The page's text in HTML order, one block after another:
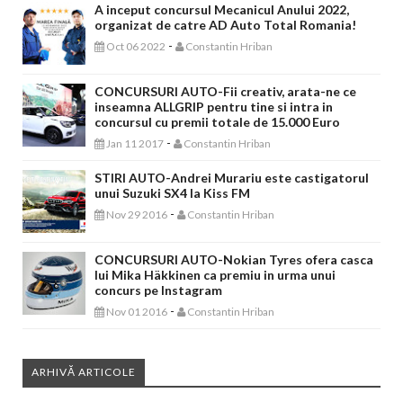
A inceput concursul Mecanicul Anului 2022,
organizat de catre AD Auto Total Romania!
Oct 06 2022 - Constantin Hriban
CONCURSURI AUTO-Fii creativ, arata-ne ce
inseamna ALLGRIP pentru tine si intra in
concursul cu premii totale de 15.000 Euro
Jan 11 2017 - Constantin Hriban
STIRI AUTO-Andrei Murariu este castigatorul
unui Suzuki SX4 la Kiss FM
Nov 29 2016 - Constantin Hriban
CONCURSURI AUTO-Nokian Tyres ofera casca
lui Mika Häkkinen ca premiu in urma unui
concurs pe Instagram
Nov 01 2016 - Constantin Hriban
ARHIVĂ ARTICOLE